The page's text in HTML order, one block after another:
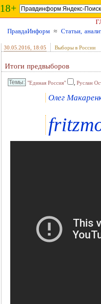
18+
ПравдаИнформ ≈ Статьи,
30.05.2016 , 18:05 Выборы в России
Итоги предвыборов
"Единая Россия" , Руслан
Олег